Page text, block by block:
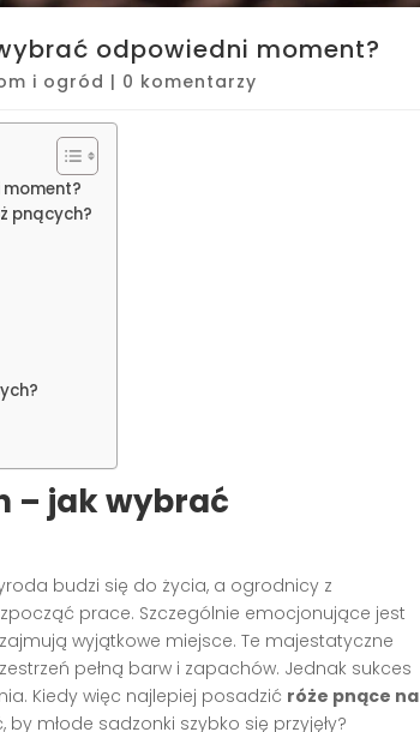
odpowiedni moment?
i ogród | 0 komentarzy
pnących?
– jak wybrać
budzi się do życia, a ogrodnicy z
prace. Szczególnie emocjonujące jest
zajmują wyjątkowe miejsce. Te majestatyczne
pełną barw i zapachów. Jednak sukces
Kiedy więc najlepiej posadzić róże pnące na
młode sadzonki szybko się przyjęły?